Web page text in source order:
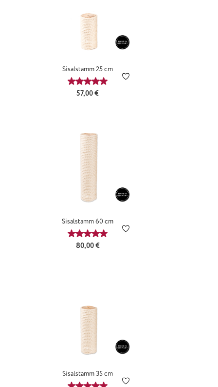
Sisalstamm 25 cm
Durchschnittliche Bewertung von 5 von 5
Regulärer Preis:
57,00 €
Sisalstamm 60 cm
Durchschnittliche Bewertung von 5 von 5
Regulärer Preis:
80,00 €
Sisalstamm 35 cm